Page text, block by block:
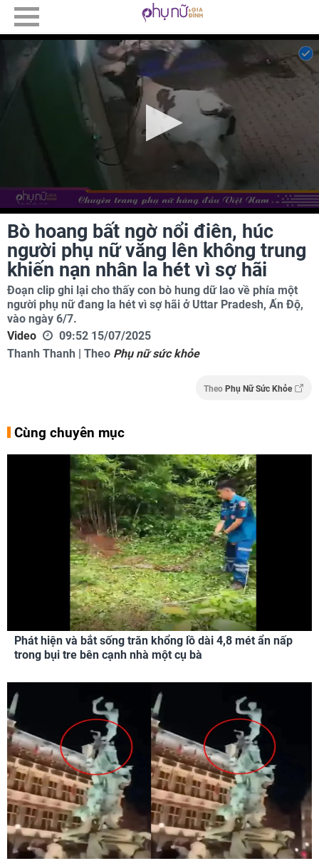
Bò hoang bất ngờ nổi điên, húc
người phụ nữ văng lên không trung
khiến nạn nhân la hét vì sợ hãi
Đoạn clip ghi lại cho thấy con bò hung dữ lao về phía một
người phụ nữ đang la hét vì sợ hãi ở Uttar Pradesh, Ấn Độ,
vào ngày 6/7.
Video
09:52 15/07/2025
Thanh Thanh | Theo Phụ nữ sức khỏe
Theo Phụ Nữ Sức Khỏe
Cùng chuyên mục
Phát hiện và bắt sống trăn khổng lồ dài 4,8 mét ẩn nấp
trong bụi tre bên cạnh nhà một cụ bà